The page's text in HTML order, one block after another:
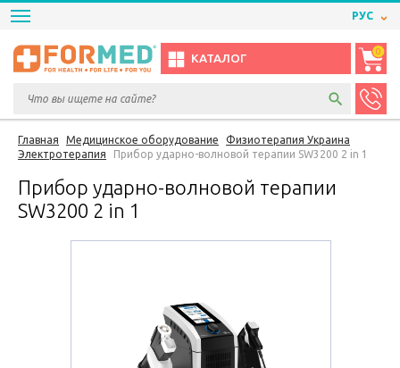
РУС
КАТАЛОГ
0
Главная Медицинское оборудование
Физиотерапия Украина
Электротерапия
Прибор ударно-волновой терапии SW3200 2 in 1
Прибор ударно-волновой терапии
SW3200 2 in 1